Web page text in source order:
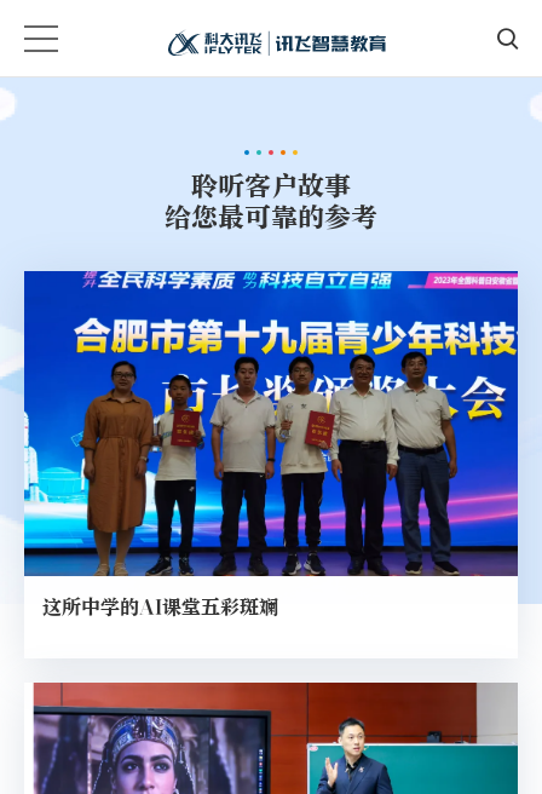
聆听客户故事
给您最可靠的参考
这所中学的AI课堂五彩斑斓